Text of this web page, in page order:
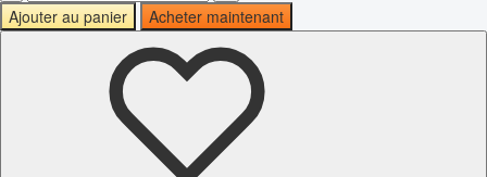
Ajouter au panier
Acheter maintenant